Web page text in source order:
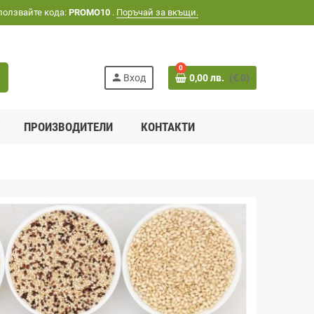
кода: PROMO10 . Поръчай за вкъщи.
person Вход
0
0,00 лв. (€ 0)
ПРОИЗВОДИТЕЛИ КОНТАКТИ